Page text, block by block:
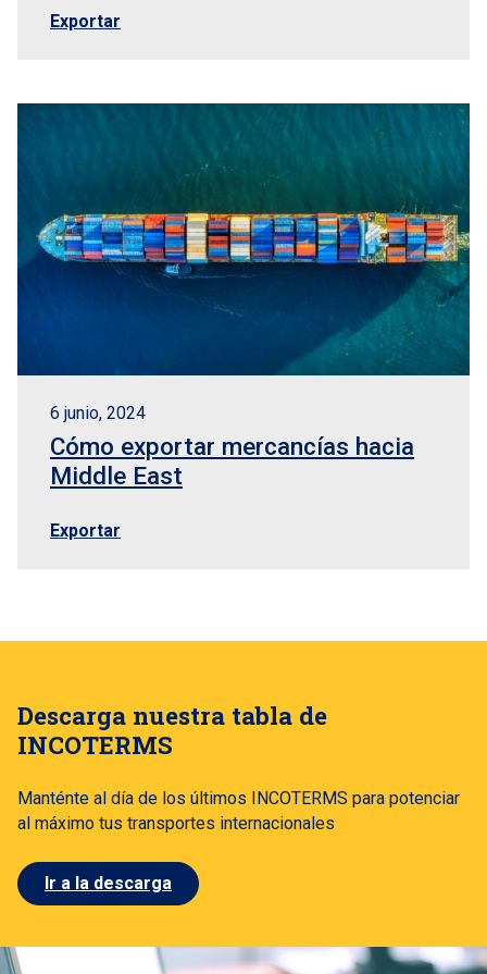
Exportar
6 junio, 2024
Cómo exportar mercancías hacia
Middle East
Exportar
Descarga nuestra tabla de
INCOTERMS
Manténte al día de los últimos INCOTERMS para potenciar
al máximo tus transportes internacionales
Ir a la descarga